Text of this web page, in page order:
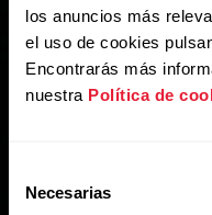
los anuncios más
el uso de cookies
Encontrarás más
nuestra Política de
Necesarias